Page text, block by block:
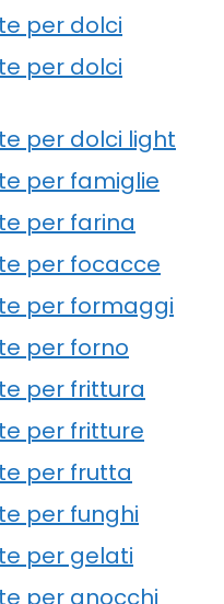
per dolci
per dolci
per dolci light
per famiglie
per farina
per focacce
per formaggi
per forno
per frittura
per fritture
per frutta
per funghi
per gelati
per gnocchi